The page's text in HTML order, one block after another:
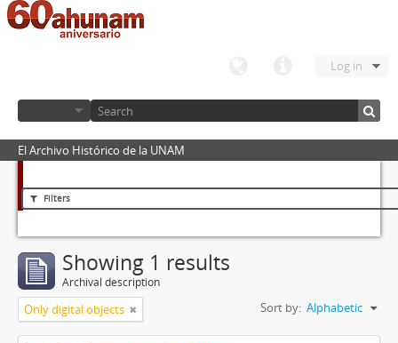
Log in
El Archivo Histórico de la UNAM
Filters
Showing 1 results
Archival description
Only digital objects Sort by: Alphabetic